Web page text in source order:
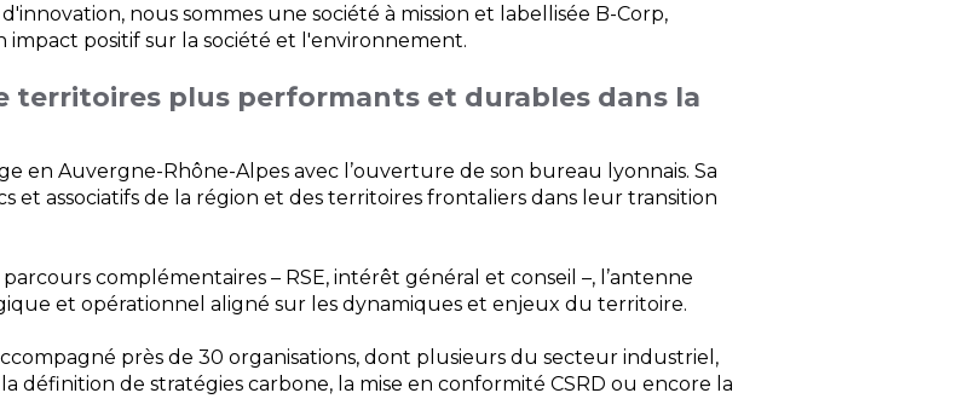
nous sommes une société à mission et labellisée B-Corp,
positif sur la société et l'environnement.
territoires plus performants et durables dans la
en Auvergne-Rhône-Alpes avec l’ouverture de son bureau lyonnais. Sa
et associatifs de la région et des territoires frontaliers dans leur transition
complémentaires – RSE, intérêt général et conseil –, l’antenne
et opérationnel aligné sur les dynamiques et enjeux du territoire.
près de 30 organisations, dont plusieurs du secteur industriel,
définition de stratégies carbone, la mise en conformité CSRD ou encore la